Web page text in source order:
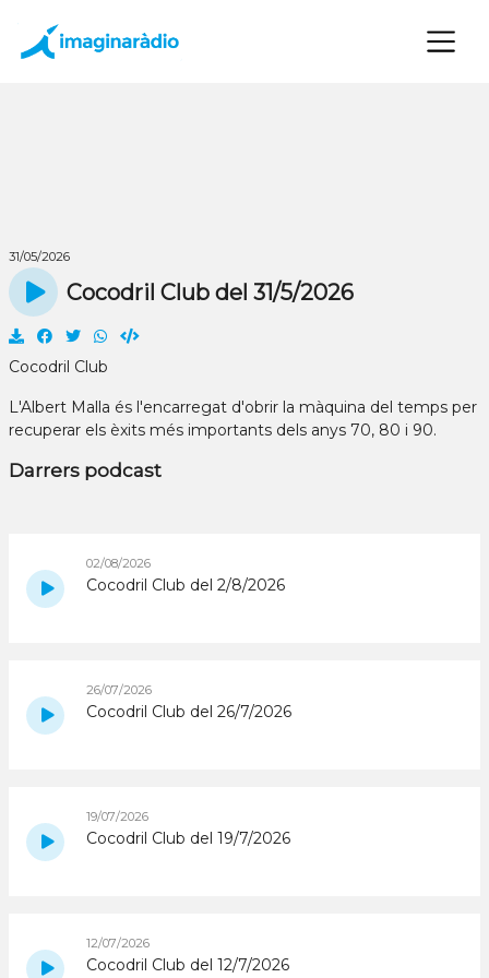
×
31/05/2026
Cocodril Club del 31/5/2026
Cocodril Club
L'Albert Malla és l'encarregat d'obrir la màquina del temps per
recuperar els èxits més importants dels anys 70, 80 i 90.
Darrers podcast
02/08/2026
Cocodril Club del 2/8/2026
26/07/2026
Cocodril Club del 26/7/2026
19/07/2026
Cocodril Club del 19/7/2026
12/07/2026
Cocodril Club del 12/7/2026